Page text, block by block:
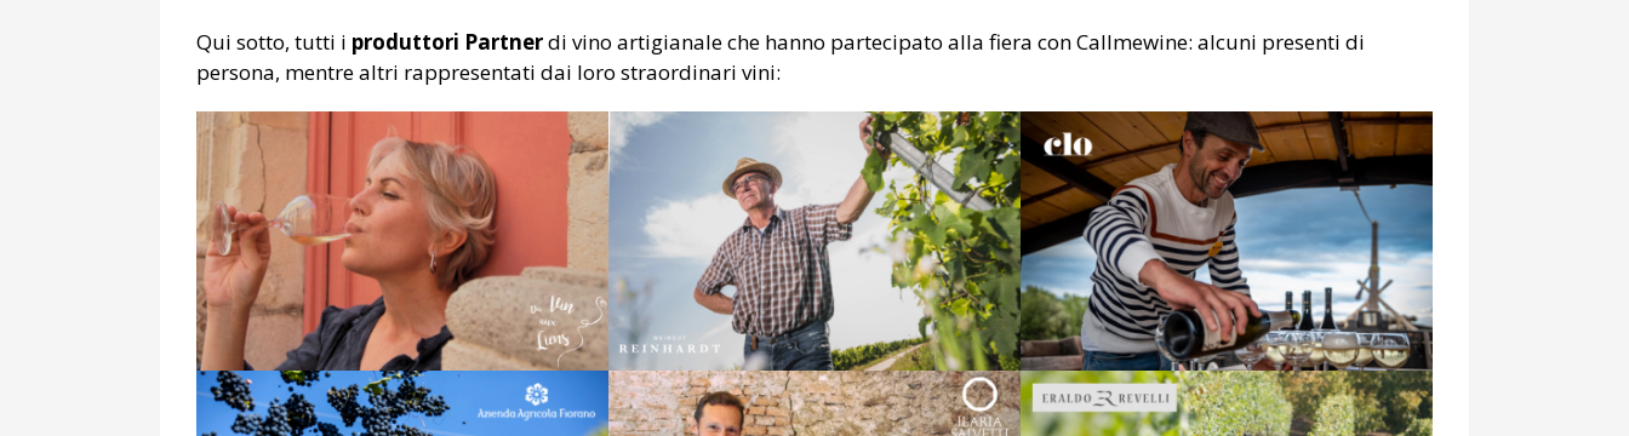
Qui sotto, tutti i produttori Partnerdi vino artigianale che hanno partecipato alla fiera con Callmewine: alcuni presenti di
persona, mentre altri rappresentati dai loro straordinari vini: